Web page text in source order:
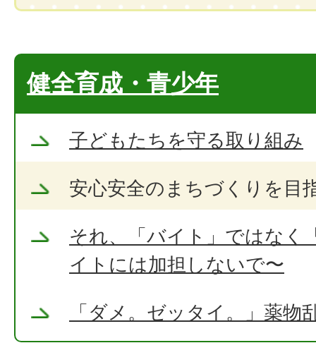
健全育成・青少年
子どもたちを守る取り組み
安心安全のまちづくりを目
それ、「バイト」ではなく
イトには加担しないで〜
「ダメ。ゼッタイ。」薬物